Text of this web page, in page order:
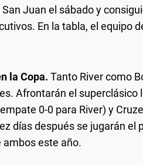
Juan el sábado y
En la tabla, el equipo
la Copa. Tanto River como
Afrontarán el superclásico
0-0 para River) y
días después se jugarán el
ambos este año.